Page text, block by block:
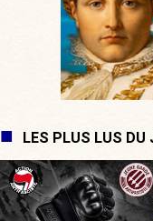
LES PLUS LUS DU